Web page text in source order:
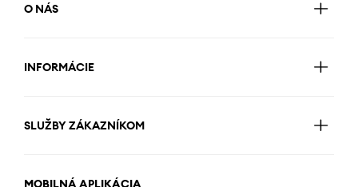
O NÁS
INFORMÁCIE
SLUŽBY ZÁKAZNÍKOM
MOBILNÁ APLIKÁCIA